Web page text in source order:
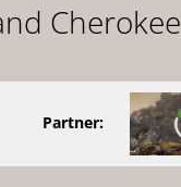
Cherokee
Partner: